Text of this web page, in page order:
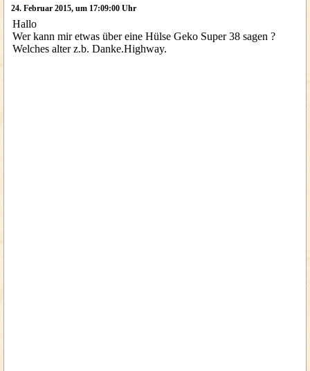
24. Februar 2015, um 17:09:00 Uhr
Hallo
Wer kann mir etwas über eine Hülse Geko Super 38 sagen ?
Welches alter z.b. Danke.Highway.